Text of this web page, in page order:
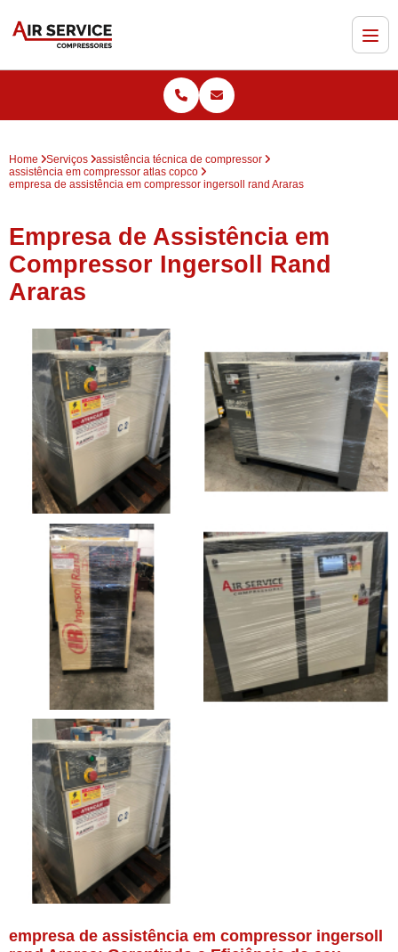
Home Serviços
assistência técnica de compressor
assistência em compressor atlas copco
empresa de assistência em compressor ingersoll rand Araras
Empresa de Assistência em
Compressor Ingersoll Rand
Araras
empresa de assistência em compressor ingersoll